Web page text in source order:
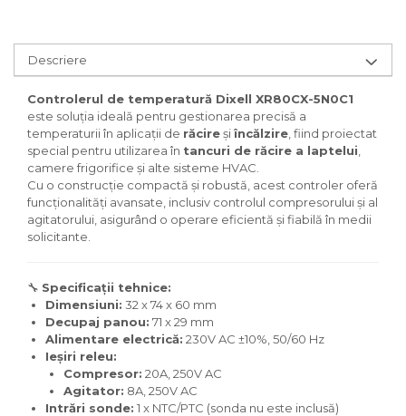
Descriere
Controlerul de temperatură Dixell XR80CX-5N0C1
este soluția ideală pentru gestionarea precisă a
temperaturii în aplicații de răcireșiîncălzire , fiind proiectat
special pentru utilizarea în tancuri de răcire a laptelui
camere frigorifice și alte sisteme HVAC.
Cu o construcție compactă și robustă, acest controler oferă
funcționalități avansate, inclusiv controlul compresorului și al
agitatorului, asigurând o operare eficientă și fiabilă în medii
solicitante.
🔧 Specificații tehnice:
Dimensiuni: 32 x 74 x 60 mm​
Decupaj panou: 71 x 29 mm​
Alimentare electrică: 230V AC ±10%, 50/60 Hz​
Ieșiri releu:
Compresor: 20A, 250V AC​
Agitator: 8A, 250V AC
Intrări sonde: 1 x NTC/PTC (sonda nu este inclusă)​